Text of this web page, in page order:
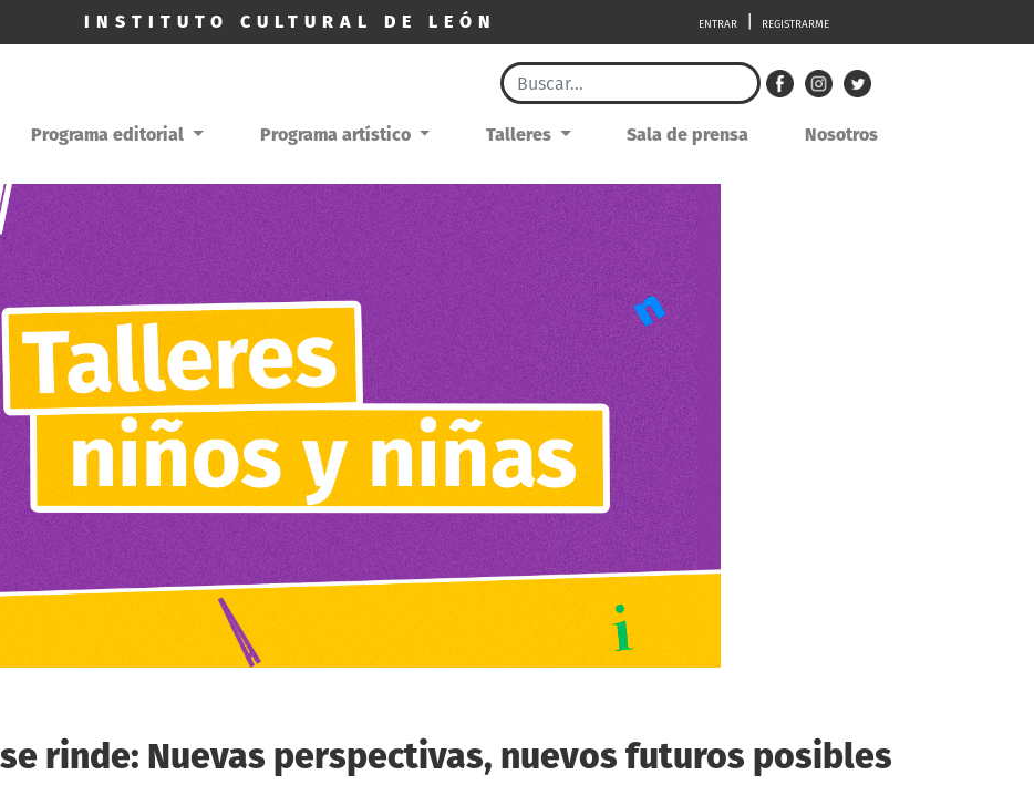
INSTITUTO CULTURAL DE LEÓN ENTRAR REGISTRARME
Programa editorial Programa artístico Talleres Sala de prensa Nosotros
rinde: Nuevas perspectivas, nuevos futuros posibles